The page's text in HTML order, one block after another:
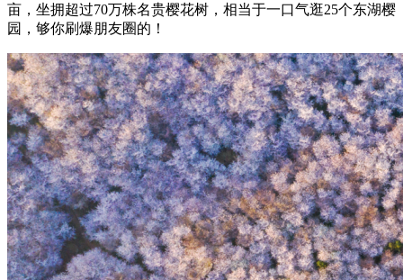
亩，坐拥超过70万株名贵樱花树，相当于一口气逛25个东湖樱
园，够你刷爆朋友圈的！